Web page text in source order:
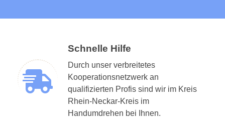
Schnelle Hilfe
Durch unser verbreitetes
Kooperationsnetzwerk an
qualifizierten Profis sind wir im Kreis
Rhein-Neckar-Kreis im
Handumdrehen bei Ihnen.